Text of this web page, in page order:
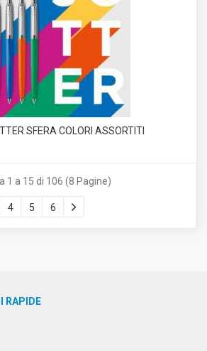
SFERA COLORI ASSORTITI
1 a 15 di 106 (8 Pagine)
4 5 6
RAPIDE